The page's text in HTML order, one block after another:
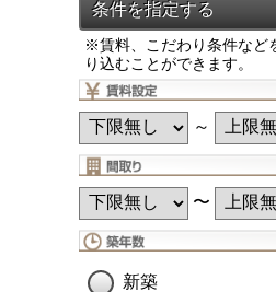
※賃料、こだわり条件など
り込むことができます。
～
〜
新築